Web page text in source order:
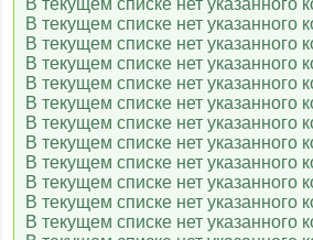
В текущем списке нет указанного
В текущем списке нет указанного
В текущем списке нет указанного
В текущем списке нет указанного
В текущем списке нет указанного
В текущем списке нет указанного
В текущем списке нет указанного
В текущем списке нет указанного
В текущем списке нет указанного
В текущем списке нет указанного
В текущем списке нет указанного
В текущем списке нет указанного